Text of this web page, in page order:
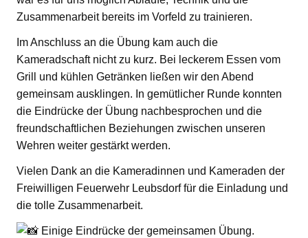
Zusammenarbeit bereits im Vorfeld zu trainieren.
Im Anschluss an die Übung kam auch die
Kameradschaft nicht zu kurz. Bei leckerem Essen vom
Grill und kühlen Getränken ließen wir den Abend
gemeinsam ausklingen. In gemütlicher Runde konnten
die Eindrücke der Übung nachbesprochen und die
freundschaftlichen Beziehungen zwischen unseren
Wehren weiter gestärkt werden.
Vielen Dank an die Kameradinnen und Kameraden der
Freiwilligen Feuerwehr Leubsdorf für die Einladung und
die tolle Zusammenarbeit.
Einige Eindrücke der gemeinsamen Übung.